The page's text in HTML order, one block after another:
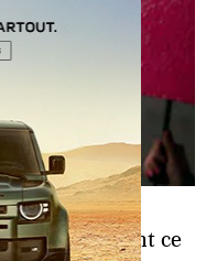
rafales de vent ce